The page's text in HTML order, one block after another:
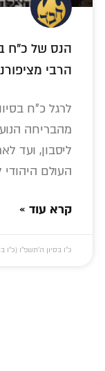
הנס של כ"ח
הרבי
לרגל כ"ח
מהבריחה
ליסבון, ועד
העולם היהודי
קרא עוד »
כ״ו בסיון ה׳תשפ״ו (כ״ו בסיון